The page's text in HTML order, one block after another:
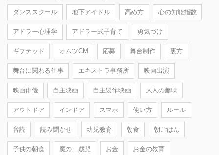
ダンススクール 地下アイドル 高め方 心の知能指数
アドラー心理学 アドラー式子育て 勇気づけ
ギフテッド オムツCM 応募 舞台制作 裏方
舞台に関わる仕事 エキストラ事務所 映画出演
映画俳優 自主映画 自主製作映画 大人の趣味
アウトドア インドア スマホ 使い方 ルール
音読 読み聞かせ 幼児教育 朝食 朝ごはん
子供の朝食 魔の二歳児 お金 お金の教育